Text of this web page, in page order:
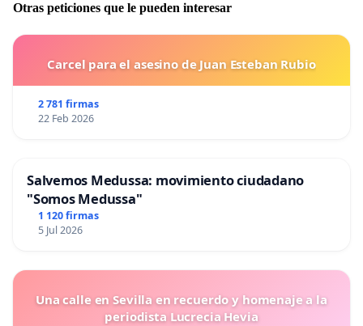
Otras peticiones que le pueden interesar
Carcel para el asesino de Juan Esteban Rubio
2 781 firmas
22 Feb 2026
Salvemos Medussa: movimiento ciudadano
"Somos Medussa"
1 120 firmas
5 Jul 2026
Una calle en Sevilla en recuerdo y homenaje a la
periodista Lucrecia Hevia